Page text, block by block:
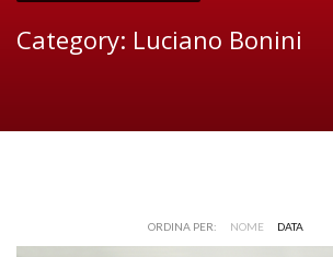
Category: Luciano Bonini
ORDINA PER: NOME DATA